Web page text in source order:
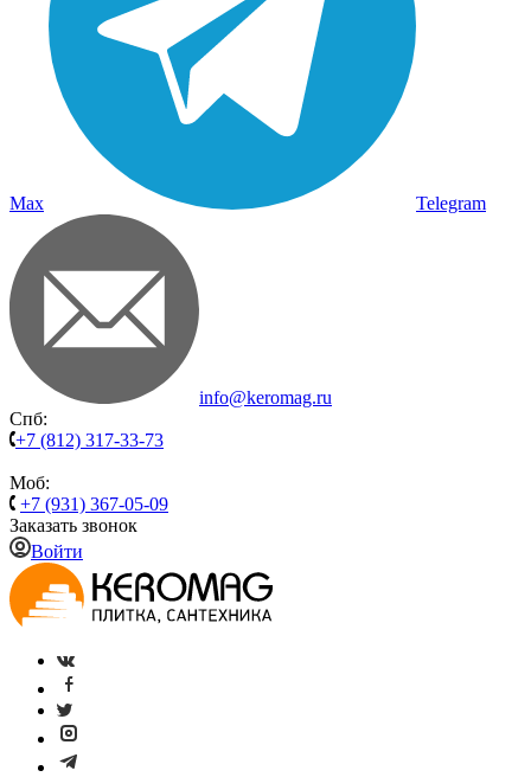
Max Telegram
info@keromag.ru
Спб:
+7 (812) 317-33-73
Моб:
+7 (931) 367-05-09
Заказать звонок
Войти